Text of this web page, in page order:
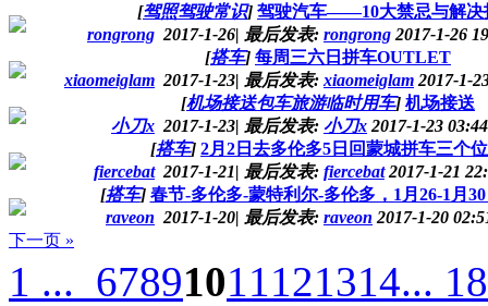
[驾照驾驶常识] 驾驶汽车——10大禁忌与解决
rongrong 2017-1-26| 最后发表: rongrong 2017-1-26
[搭车] 每周三六日拼车OUTLET
xiaomeiglam 2017-1-23| 最后发表: xiaomeiglam 2017-1-
[机场接送包车旅游临时用车] 机场接送
小刀x 2017-1-23| 最后发表: 小刀x 2017-1-23
[搭车] 2月2日去多伦多5日回蒙城拼车三个
fiercebat 2017-1-21| 最后发表: fiercebat2017-1-21
[搭车] 春节-多伦多-蒙特利尔-多伦多，1月26-1月
raveon 2017-1-20| 最后发表: raveon 2017-1-20
下一页 »
1 ... 67891011121314... 18